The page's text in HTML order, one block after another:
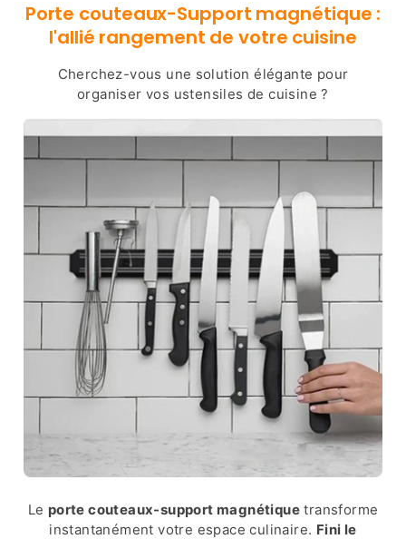
Porte couteaux-Support magnétique :
l'allié rangement de votre cuisine
Cherchez-vous une solution élégante pour
organiser vos ustensiles de cuisine ?
Le porte couteaux-support magnétique transforme
instantanément votre espace culinaire. Fini le